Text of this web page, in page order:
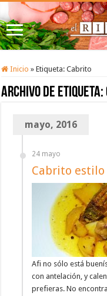
Inicio » Etiqueta:Cabrito
Archivo de etiqueta:
mayo, 2016
24 mayo
Cabrito estilo
Afi no sólo está
con antelación, y
prefieras. No